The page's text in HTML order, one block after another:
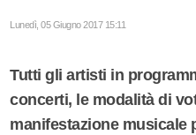
Lunedì, 05 Giugno 2017 15:11
Tutti gli artisti in
concerti, le modalità di
manifestazione musicale